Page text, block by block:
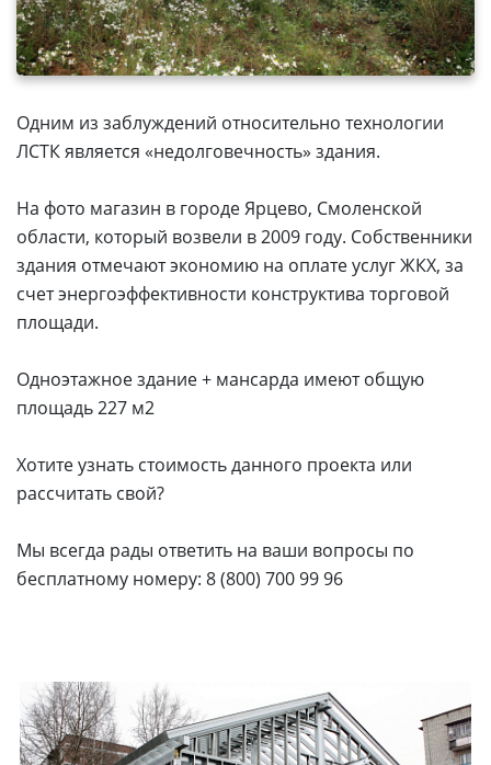
Одним из заблуждений относительно технологии
ЛСТК является «недолговечность» здания.
На фото магазин в городе Ярцево, Смоленской
области, который возвели в 2009 году. Собственники
здания отмечают экономию на оплате услуг ЖКХ, за
счет энергоэффективности конструктива торговой
площади.
Одноэтажное здание + мансарда имеют общую
площадь 227 м2
Хотите узнать стоимость данного проекта или
рассчитать свой?
Мы всегда рады ответить на ваши вопросы по
бесплатному номеру: 8 (800) 700 99 96